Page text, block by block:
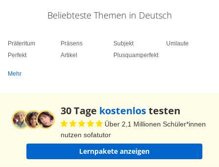
Beliebteste Themen in Deutsch
Präteritum
Perfekt
Präsens
Artikel
Subjekt
Plusquamperfekt
Umlaute
Mehr
30 Tage kostenlostesten
Über 2,1 Millionen Schüler*innen
nutzen sofatutor
Lernpakete anzeigen